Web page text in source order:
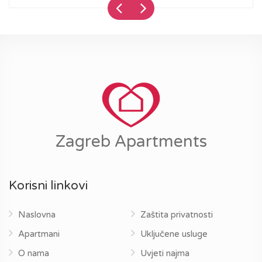
Zagreb Apartments
Korisni linkovi
Naslovna
Apartmani
O nama
Zaštita privatnosti
Uključene usluge
Uvjeti najma